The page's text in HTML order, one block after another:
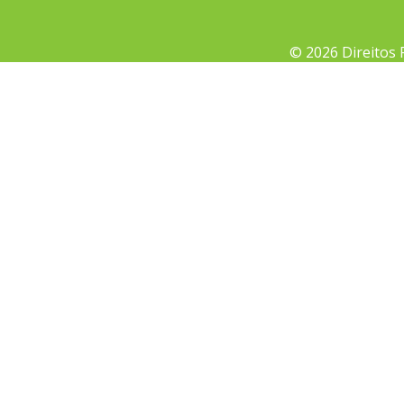
© 2026 Direitos